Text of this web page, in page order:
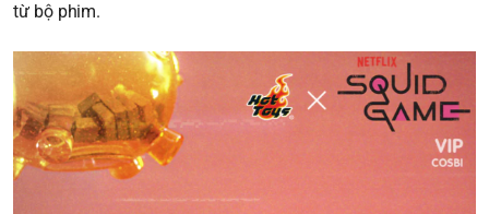
từ bộ phim.